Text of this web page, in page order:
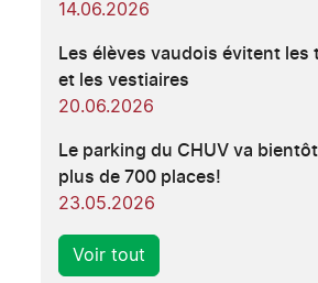
14.06.2026
Les élèves vaudois évitent les
et les vestiaires
20.06.2026
Le parking du CHUV va
plus de 700 places!
23.05.2026
Voir tout